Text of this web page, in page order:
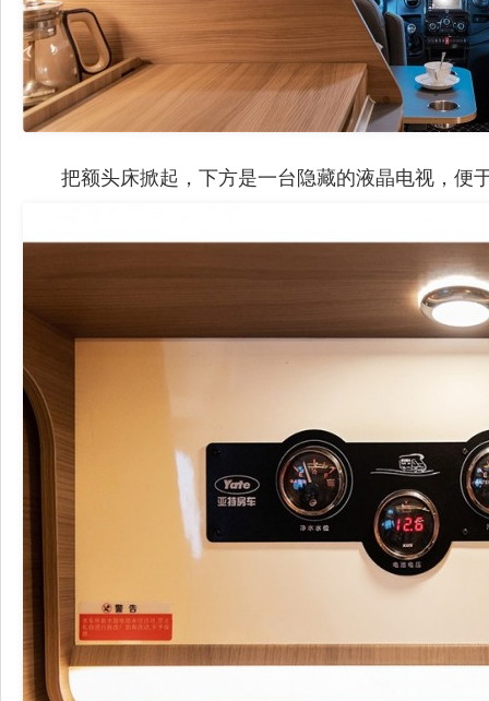
把额头床掀起，下方是一台隐藏的液晶电视，便